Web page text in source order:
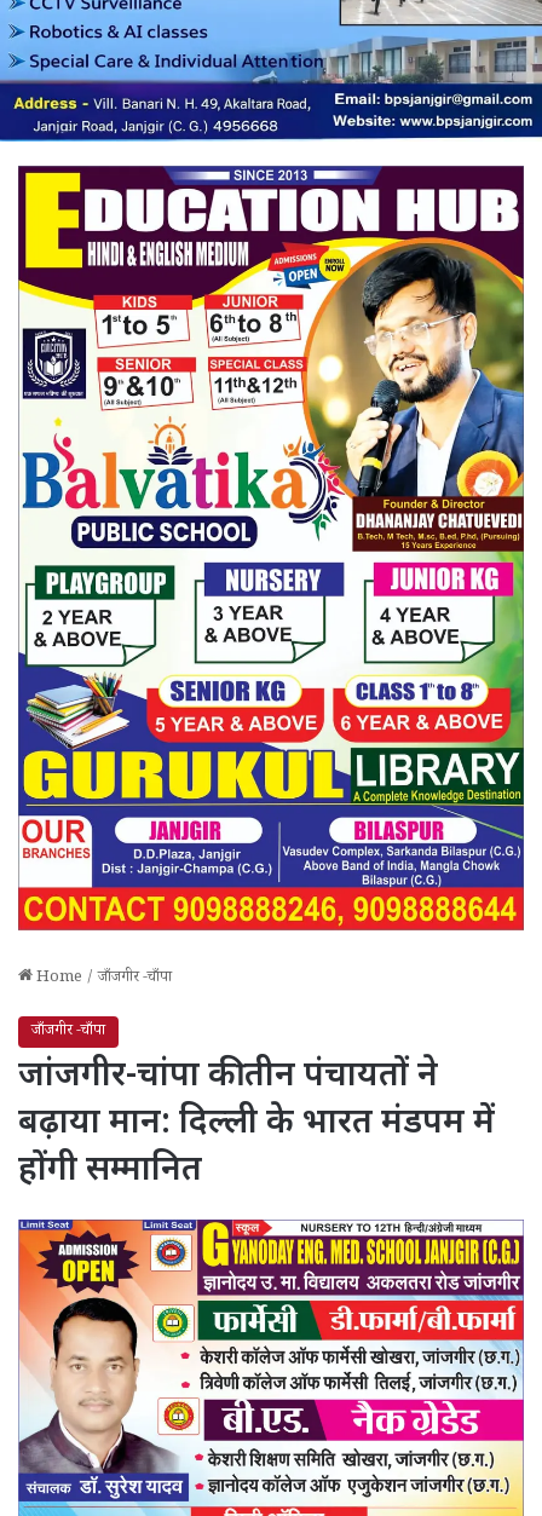
Home / जाँजगीर -चाँपा
जाँजगीर -चाँपा
जांजगीर-चांपा की तीन पंचायतों ने
बढ़ाया मान: दिल्ली के भारत मंडपम में
होंगी सम्मानित